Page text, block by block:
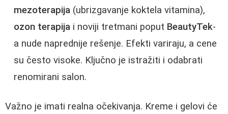
mezoterapija (ubrizgavanje koktela vitamina),
ozon terapija i noviji tretmani poput BeautyTek-
a nude naprednije rešenje. Efekti variraju, a cene
su često visoke. Ključno je istražiti i odabrati
renomirani salon.
Važno je imati realna očekivanja. Kreme i gelovi će